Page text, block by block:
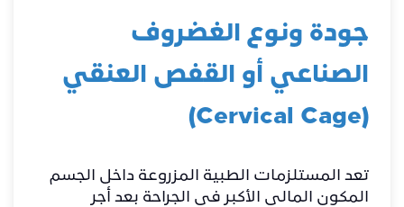
​جودة ونوع الغضروف
الصناعي أو القفص العنقي
(Cervical Cage)
​تعد المستلزمات الطبية المزروعة داخل الجسم
المكون المالي الأكبر في الجراحة بعد أجر